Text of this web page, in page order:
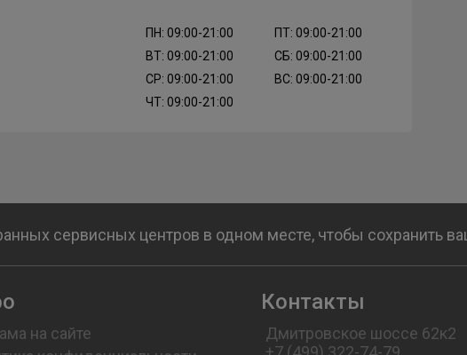
ПН: 09:00-21:00
ВТ: 09:00-21:00
СР: 09:00-21:00
ЧТ: 09:00-21:00
ПТ: 09:00-21:00
СБ: 09:00-21:00
ВС: 09:00-21:00
сервисных центров в одном месте, чтобы сохранить
на сайте
Контакты
Дмитровское шоссе 62к2